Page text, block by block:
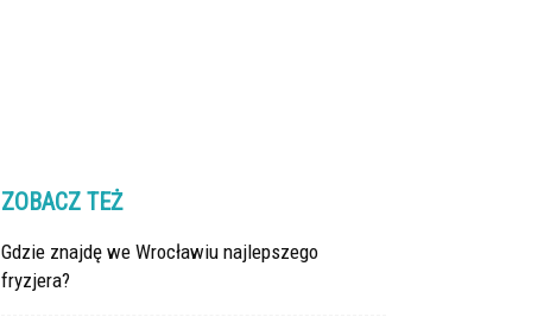
ZOBACZ TEŻ
Gdzie znajdę we Wrocławiu najlepszego
fryzjera?